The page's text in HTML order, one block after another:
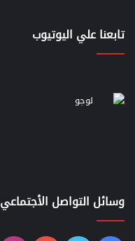
تابعنا علي اليوتيوب
وسائل التواصل الأجتماعي